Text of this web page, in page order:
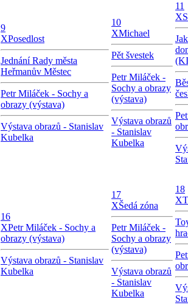
9
XPosedlost
Jednání Rady města
Heřmanův Městec
Petr Miláček - Sochy a
obrazy (výstava)
Výstava obrazů - Stanislav
Kubelka
10
XMichael
Pět švestek
Petr Miláček -
Sochy a obrazy
(výstava)
Výstava obrazů
- Stanislav
Kubelka
11
X
16
XPetr Miláček - Sochy a
obrazy (výstava)
Výstava obrazů - Stanislav
Kubelka
17
XŠedá zóna
Petr Miláček -
Sochy a obrazy
(výstava)
Výstava obrazů
- Stanislav
Kubelka
18
X